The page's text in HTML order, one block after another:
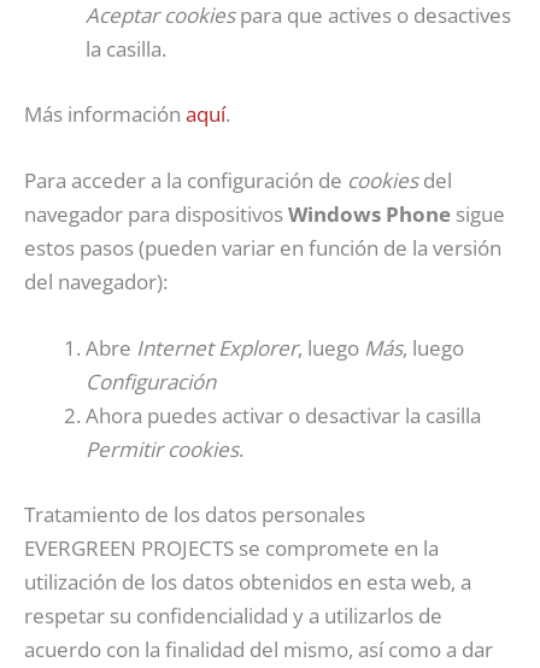
Aceptar cookiespara que actives o desactives
la casilla.
Más información aquí.
Para acceder a la configuración de cookiesdel
navegador para dispositivosWindows Phone sigue
estos pasos (pueden variar en función de la versión
del navegador):
Abre Internet Explorer, luego Más, luego
Configuración
Ahora puedes activar o desactivar la casilla
Permitir cookies.
Tratamiento de los datos personales
EVERGREEN PROJECTS se compromete en la
utilización de los datos obtenidos en esta web, a
respetar su confidencialidad y a utilizarlos de
acuerdo con la finalidad del mismo, así como a dar